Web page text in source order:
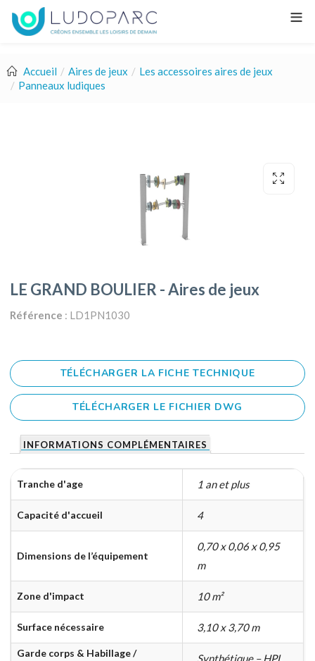
Accueil Aires de jeux
Les accessoires aires de jeux
Panneaux ludiques
LE GRAND BOULIER - Aires de jeux
Référence : LD1PN1030
TÉLÉCHARGER LA FICHE TECHNIQUE
TÉLÉCHARGER LE FICHIER DWG
INFORMATIONS COMPLÉMENTAIRES
Tranche d'age 1 an et plus
Capacité d'accueil 4
Dimensions de l’équipement
0,70 x 0,06 x 0,95
m
Zone d'impact 10 m²
Surface nécessaire 3,10 x 3,70 m
Garde corps & Habillage /
Synthétique – HPL